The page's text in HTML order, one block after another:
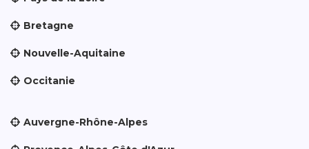
Bretagne
Nouvelle-Aquitaine
Occitanie
Auvergne-Rhône-Alpes